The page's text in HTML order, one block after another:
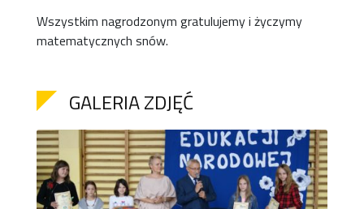
Wszystkim nagrodzonym gratulujemy i życzymy
matematycznych snów.
GALERIA ZDJĘĆ